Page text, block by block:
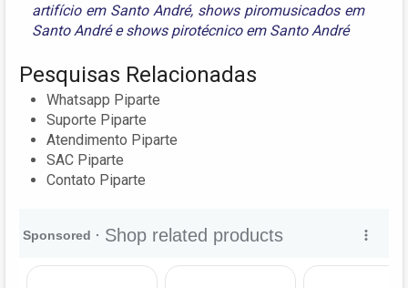
artifício em Santo André, shows piromusicados em
Santo Andréeshows pirotécnico em Santo André
Pesquisas Relacionadas
Whatsapp Piparte
Suporte Piparte
Atendimento Piparte
SAC Piparte
Contato Piparte